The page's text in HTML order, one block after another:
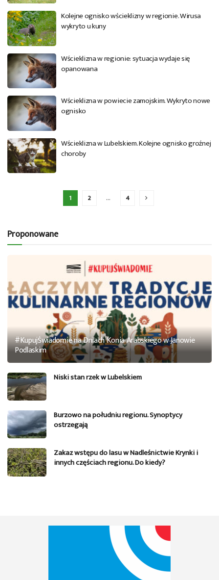
Kolejne ognisko wścieklizny w regionie. Wirusa
wykryto u kuny
Wścieklizna w regionie: sytuacja wydaje się
opanowana
Wścieklizna w powiecie zamojskim. Wykryto nowe
ognisko
Wścieklizna w Lubelskiem. Kolejne ognisko groźnej
choroby
1 2 … 4
Proponowane
#KupujŚwiadomie na Dniach Konia Arabskiego w Janowie
Podlaskim
Niski stan rzek w Lubelskiem
Burzowo na południu regionu. Synoptycy
ostrzegają
Zakaz wstępu do lasu w Nadleśnictwie Krynki i
innych częściach regionu. Do kiedy?